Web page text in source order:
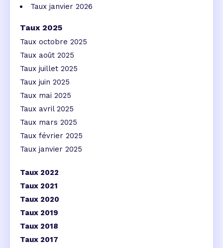
Taux janvier 2026
Taux 2025
Taux octobre 2025
Taux août 2025
Taux juillet 2025
Taux juin 2025
Taux mai 2025
Taux avril 2025
Taux mars 2025
Taux février 2025
Taux janvier 2025
Taux 2022
Taux 2021
Taux 2020
Taux 2019
Taux 2018
Taux 2017